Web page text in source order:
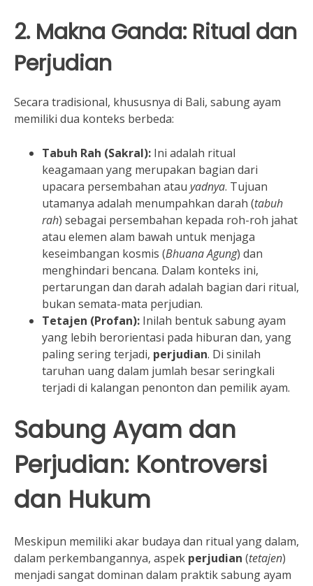
2. Makna Ganda: Ritual dan
Perjudian
Secara tradisional, khususnya di Bali, sabung ayam
memiliki dua konteks berbeda:
Tabuh Rah (Sakral): Ini adalah ritual
keagamaan yang merupakan bagian dari
upacara persembahan atau yadnya. Tujuan
utamanya adalah menumpahkan darah (tabuh
rah) sebagai persembahan kepada roh-roh jahat
atau elemen alam bawah untuk menjaga
keseimbangan kosmis (Bhuana Agung) dan
menghindari bencana. Dalam konteks ini,
pertarungan dan darah adalah bagian dari ritual,
bukan semata-mata perjudian.
Tetajen (Profan): Inilah bentuk sabung ayam
yang lebih berorientasi pada hiburan dan, yang
paling sering terjadi, perjudian. Di sinilah
taruhan uang dalam jumlah besar seringkali
terjadi di kalangan penonton dan pemilik ayam.
Sabung Ayam dan
Perjudian: Kontroversi
dan Hukum
Meskipun memiliki akar budaya dan ritual yang dalam,
dalam perkembangannya, aspek perjudian (tetajen)
menjadi sangat dominan dalam praktik sabung ayam